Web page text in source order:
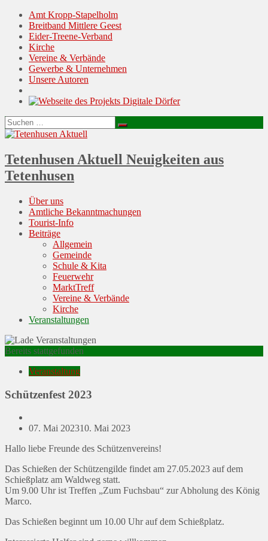
Amt Kropp-Stapelholm
Breitband Mittlere Geest
Eider-Treene-Verband
Kirche
Vereine & Verbände
Gewerbe & Unternehmen
Unsere Autoren
Suchen
nach:
Suchen
Tetenhusen Aktuell Neuigkeiten aus
Tetenhusen
Menu
Skip
content
Über uns
Amtliche Bekanntmachungen
Tourist-Info
Beiträge
Allgemein
Gemeinde
Schule & Kita
Feuerwehr
MarktTreff
Vereine & Verbände
Kirche
Veranstaltungen
Bereits stattgefunden
Veranstaltung
Schützenfest 2023
Posted
07. Mai 202310. Mai 2023
Hallo liebe Freunde des Schützenvereins!
Das Schießen der Schützengilde findet am 27.05.2023 auf dem
Schießplatz am Waldweg statt.
Um 9.00 Uhr ist Treffen „Zum Fuchsbau“ zur Abholung des König
Marco.
Das Schießen beginnt um 10.00 Uhr auf dem Schießplatz.